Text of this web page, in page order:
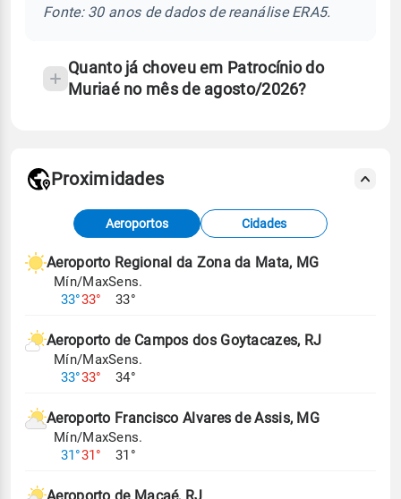
temperatura
Fonte: 30 anos de dados de reanálise ERA5.
Quanto já choveu em Patrocínio do
Muriaé no mês de agosto/2026?
Fonte: dados combinados de estações
meteorológicas e satélite do Centro de Previsão
de Tempo e Estudos Climáticos (CPTEC).
Para obter mais informações sobre os dados
Proximidades
Aeroportos Cidades
Aeroporto Regional da Zona da Mata, MG
Mín/Max
33°33°
Sens.
33°
Aeroporto de Campos dos Goytacazes, RJ
Mín/Max
33°33°
Sens.
34°
Aeroporto Francisco Alvares de Assis, MG
Mín/Max
31°31°
Sens.
31°